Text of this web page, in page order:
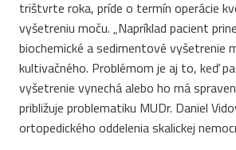
trištvrte roka, príde o termín operácie
vyšetreniu moču. „Napríklad pacient
biochemické a sedimentové vyšetrenie
kultivačného. Problémom je aj to, keď
vyšetrenie vynechá alebo ho má
približuje problematiku MUDr. Daniel
ortopedického oddelenia skalickej